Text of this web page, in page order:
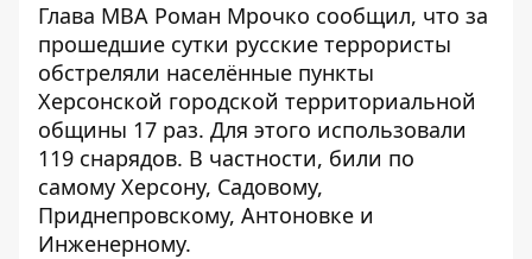
Глава МВА Роман Мрочко сообщил, что за
прошедшие сутки русские террористы
обстреляли населённые пункты
Херсонской городской территориальной
общины 17 раз. Для этого использовали
119 снарядов. В частности, били по
самому Херсону, Садовому,
Приднепровскому, Антоновке и
Инженерному.